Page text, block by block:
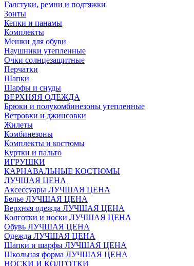
Галстуки, ремни и подтяжки
Зонты
Кепки и панамы
Комплекты
Мешки для обуви
Наушники утепленные
Очки солнцезащитные
Перчатки
Шапки
Шарфы и снуды
ВЕРХНЯЯ ОДЕЖДА
Брюки и полукомбинезоны утепленные
Ветровки и джинсовки
Жилеты
Комбинезоны
Комплекты и костюмы
Куртки и пальто
ИГРУШКИ
КАРНАВАЛЬНЫЕ КОСТЮМЫ
ЛУЧШАЯ ЦЕНА
Аксессуары ЛУЧШАЯ ЦЕНА
Белье ЛУЧШАЯ ЦЕНА
Верхняя одежда ЛУЧШАЯ ЦЕНА
Колготки и носки ЛУЧШАЯ ЦЕНА
Обувь ЛУЧШАЯ ЦЕНА
Одежда ЛУЧШАЯ ЦЕНА
Шапки и шарфы ЛУЧШАЯ ЦЕНА
Школьная форма ЛУЧШАЯ ЦЕНА
НОСКИ И КОЛГОТКИ